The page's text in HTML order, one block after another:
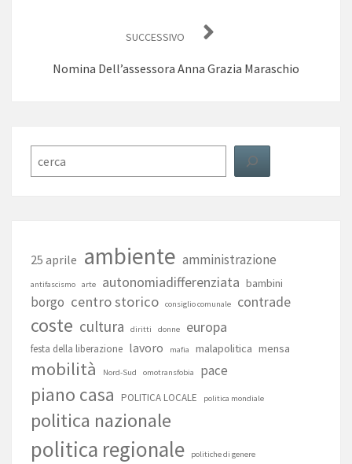
SUCCESSIVO
Nomina Dell’assessora Anna Grazia Maraschio
25 aprile ambiente amministrazione
antifascismo arte autonomiadifferenziata bambini
borgo centro storico consiglio comunale contrade
coste cultura diritti donne europa
festa della liberazione lavoro mafia malapolitica mensa
mobilità Nord-Sud omotransfobia pace
piano casa POLITICA LOCALE politica mondiale
politica nazionale
politica regionale politiche di genere